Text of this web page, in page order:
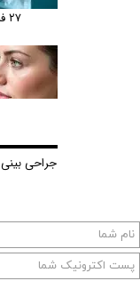
۲۷ فروردین ۰۴
جراحی بینی